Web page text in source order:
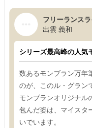
フリーランス
出雲 義和
シリーズ最高峰の人気
数あるモンブラン万年
のが、このル・グラン
モンブランオリジナル
包んだ姿は、マイスタ
いでいます。